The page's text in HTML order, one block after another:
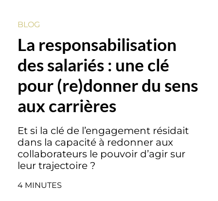
Blog
Webinars
Livres blancs
Etude de cas
Newsletter
BLOG
La responsabilisation
des salariés : une clé
pour (re)donner du sens
aux carrières
Et si la clé de l’engagement résidait
dans la capacité à redonner aux
collaborateurs le pouvoir d’agir sur
leur trajectoire ?
4 MINUTES